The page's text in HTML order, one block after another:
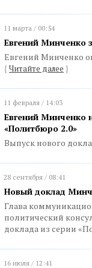
11 марта / 00:54
Евгений Минченко
Евгений Минченко
{ Читайте далее }
11 февраля / 14:03
Евгений Минченко
«Политбюро 2.0»
Выпуск нового
28 сентября / 08:41
Новый доклад
Глава
политический
доклада из серии
16 июля / 12:41